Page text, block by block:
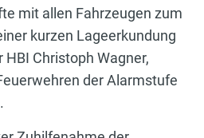
mit allen Fahrzeugen zum
kurzen Lageerkundung
Christoph Wagner,
der Alarmstufe